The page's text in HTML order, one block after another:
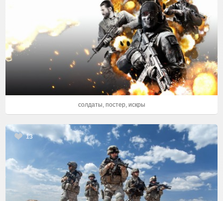
солдаты, постер, искры
13